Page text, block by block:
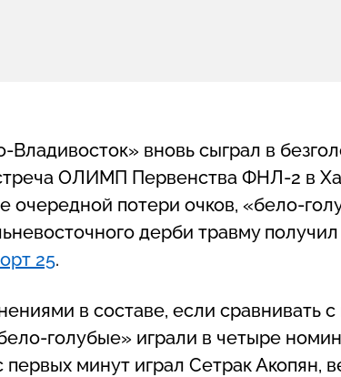
вновь сыграл в
ОЛИМП Первенства ФНЛ-2 в
очередной потери очков, «бело-
дерби травму
25.
в составе, если сравнивать
голубые» играли в четыре
минут играл Сетрак Акопян,